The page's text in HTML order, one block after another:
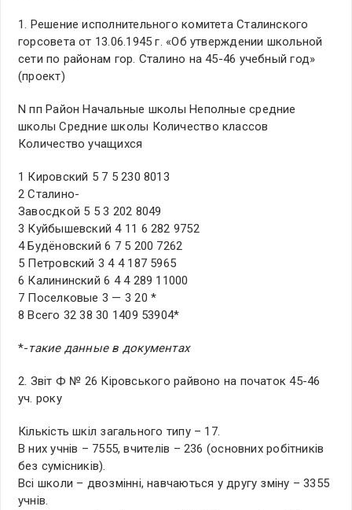
1. Решение исполнительного комитета Сталинского
горсовета от 13.06.1945 г. «Об утверждении школьной
сети по районам гор. Сталино на 45-46 учебный год»
(проект)
N пп Район Начальные школы Неполные средние
школы Средние школы Количество классов
Количество учащихся
1 Кировский 5 7 5 230 8013
2 Сталино-
Завосдкой 5 5 3 202 8049
3 Куйбышевский 4 11 6 282 9752
4 Будёновский 6 7 5 200 7262
5 Петровский 3 4 4 187 5965
6 Калининский 6 4 4 289 11000
7 Поселковые 3 — 3 20 *
8 Всего 32 38 30 1409 53904*
*-такие данные в документах
2. Звіт Ф № 26 Кіровського райвоно на початок 45-46
уч. року
Кількість шкіл загального типу – 17.
В них учнів – 7555, вчителів – 236 (основних робітників
без сумісників).
Всі школи – двозмінні, навчаються у другу зміну – 3355
учнів.